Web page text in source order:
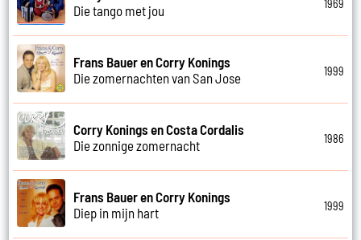
Die tango met jou
1969
Frans Bauer en Corry Konings
Die zomernachten van San Jose
1999
Corry Konings en Costa Cordalis
Die zonnige zomernacht
1986
Frans Bauer en Corry Konings
Diep in mijn hart
1999